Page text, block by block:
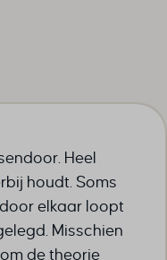
Heel
houdt. Soms
elkaar loopt
Misschien
de theorie